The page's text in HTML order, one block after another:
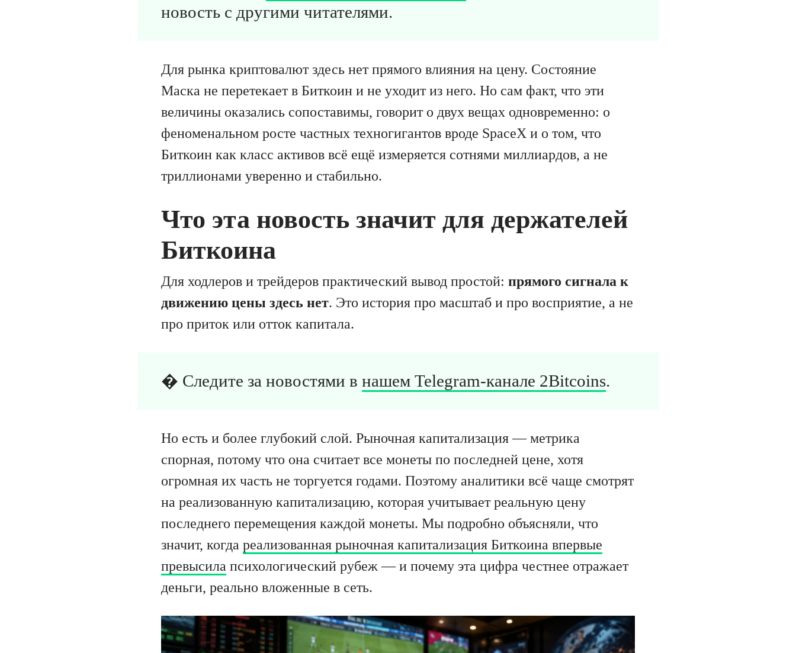
новость с другими читателями.
Для рынка криптовалют здесь нет прямого влияния на цену. Состояние
Маска не перетекает в Биткоин и не уходит из него. Но сам факт, что эти
величины оказались сопоставимы, говорит о двух вещах одновременно: о
феноменальном росте частных техногигантов вроде SpaceX и о том, что
Биткоин как класс активов всё ещё измеряется сотнями миллиардов, а не
триллионами уверенно и стабильно.
Что эта новость значит для держателей
Биткоина
Для ходлеров и трейдеров практический вывод простой: прямого сигнала к
движению цены здесь нет. Это история про масштаб и про восприятие, а не
про приток или отток капитала.
� Следите за новостями в нашем Telegram-канале 2Bitcoins.
Но есть и более глубокий слой. Рыночная капитализация — метрика
спорная, потому что она считает все монеты по последней цене, хотя
огромная их часть не торгуется годами. Поэтому аналитики всё чаще смотрят
на реализованную капитализацию, которая учитывает реальную цену
последнего перемещения каждой монеты. Мы подробно объясняли, что
значит, когда реализованная рыночная капитализация Биткоина впервые
превысила психологический рубеж — и почему эта цифра честнее отражает
деньги, реально вложенные в сеть.